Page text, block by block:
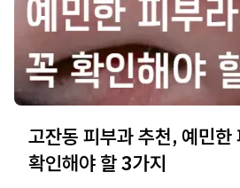
고잔동 피부과 추천, 예민한
확인해야 할 3가지